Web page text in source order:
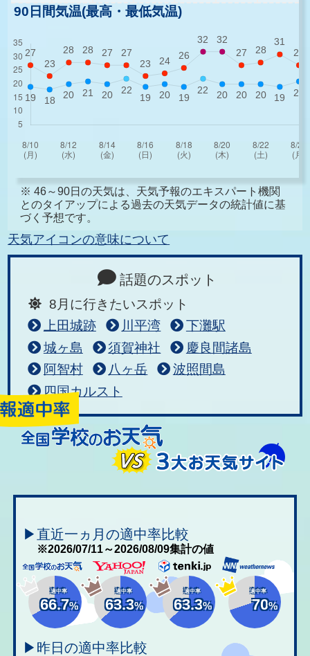
90日間気温(最高・最低気温)
※ 46～90日の天気は、天気予報のエキスパート機関
とのタイアップによる過去の天気データの統計値に基
づく予想です。
天気アイコンの意味について
話題のスポット
8月に行きたいスポット
上田城跡
川平湾
下灘駅
城ヶ島
須賀神社
慶良間諸島
阿智村
八ヶ岳
波照間島
四国カルスト
▶直近一ヵ月の適中率比較
※2026/07/11～2026/08/09集計の値
適中率
66.7%
適中率
63.3%
適中率
63.3%
適中率
70%
▶昨日の適中率比較